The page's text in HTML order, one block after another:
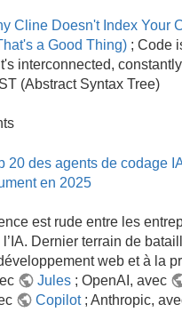
Cline Doesn't Index Your
a Good Thing) ; Code
interconnected,
(Abstract Syntax Tree)
20 des agents de codage
en 2025
est rude entre les
Dernier terrain de
web et à la
Jules ; OpenAI, avec
Copilot; Anthropic,